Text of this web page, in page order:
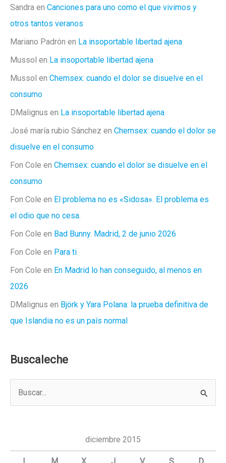
Sandra en Canciones para uno como el que vivimos y
otros tantos veranos
Mariano Padrón en La insoportable libertad ajena
Mussol en La insoportable libertad ajena
Mussol en Chemsex: cuando el dolor se disuelve en el
consumo
DMalignus en La insoportable libertad ajena
José maría rubio Sánchez en Chemsex: cuando el dolor se
disuelve en el consumo
Fon Cole en Chemsex: cuando el dolor se disuelve en el
consumo
Fon Cole en El problema no es «Sidosa». El problema es
el odio que no cesa.
Fon Cole en Bad Bunny. Madrid, 2 de junio 2026
Fon Cole en Para ti
Fon Cole en En Madrid lo han conseguido, al menos en
2026
DMalignus en Björk y Yara Polana: la prueba definitiva de
que Islandia no es un país normal
Buscaleche
a
diciembre 2015